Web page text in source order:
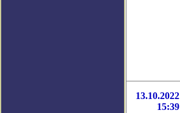
13.10.2022
15:39